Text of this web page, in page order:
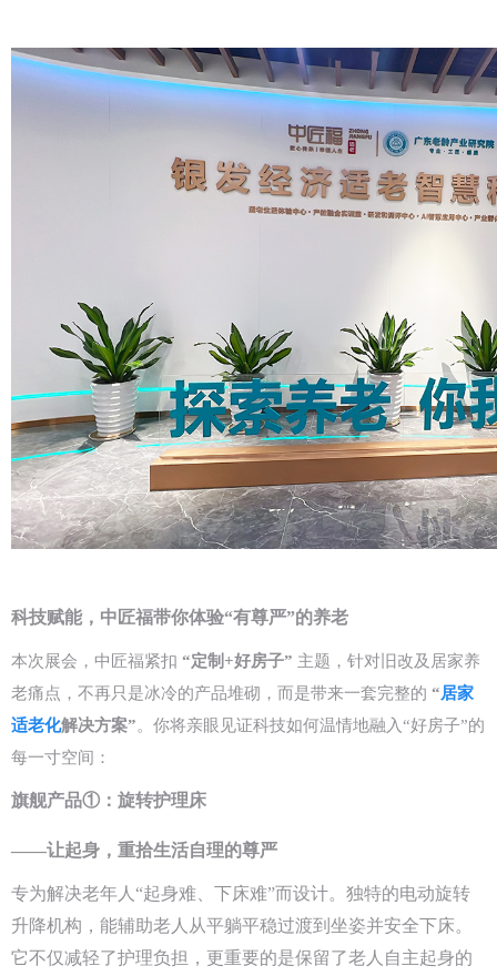
科技赋能，中匠福带你体验“有尊严”的养老
本次展会，中匠福紧扣 “定制+好房子” 主题，针对旧改及居家养
老痛点，不再只是冰冷的产品堆砌，而是带来一套完整的 “居家
适老化解决方案”。你将亲眼见证科技如何温情地融入“好房子”的
每一寸空间：
旗舰产品①：旋转护理床
——让起身，重拾生活自理的尊严
专为解决老年人“起身难、下床难”而设计。独特的电动旋转
升降机构，能辅助老人从平躺平稳过渡到坐姿并安全下床。
它不仅减轻了护理负担，更重要的是保留了老人自主起身的